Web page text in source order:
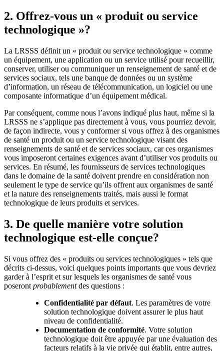
2. Offrez-vous un « produit ou service
technologique »?
La LRSSS définit un « produit ou service technologique » comme
un équipement, une application ou un service utilisé pour recueillir,
conserver, utiliser ou communiquer un renseignement de santé et de
services sociaux, tels une banque de données ou un système
d’information, un réseau de télécommunication, un logiciel ou une
composante informatique d’un équipement médical.
Par conséquent, comme nous l’avons indiqué plus haut, même si la
LRSSS ne s’applique pas directement à vous, vous pourriez devoir,
de façon indirecte, vous y conformer si vous offrez à des organismes
de santé un produit ou un service technologique visant des
renseignements de santé et de services sociaux, car ces organismes
vous imposeront certaines exigences avant d’utiliser vos produits ou
services. En résumé, les fournisseurs de services technologiques
dans le domaine de la santé doivent prendre en considération non
seulement le type de service qu’ils offrent aux organismes de santé
et la nature des renseignements traités, mais aussi le format
technologique de leurs produits et services.
3. De quelle manière votre solution
technologique est-elle conçue?
Si vous offrez des « produits ou services technologiques » tels que
décrits ci-dessus, voici quelques points importants que vous devriez
garder à l’esprit et sur lesquels les organismes de santé vous
poseront probablementdes questions :
Confidentialité par défaut. Les paramètres de votre
solution technologique doivent assurer le plus haut
niveau de confidentialité.
Documentation de conformité. Votre solution
technologique doit être appuyée par une évaluation des
facteurs relatifs à la vie privée qui établit, entre autres,